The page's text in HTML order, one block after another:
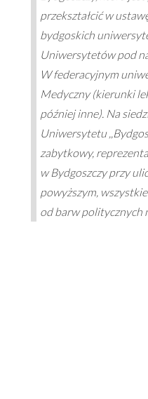
przekształcić w
bydgoskich
Uniwersytetów pod
W federacyjnym
Medyczny (kierunki
później inne). Na
Uniwersytetu
zabytkowy,
w Bydgoszczy przy
powyższym,
od barw politycznych